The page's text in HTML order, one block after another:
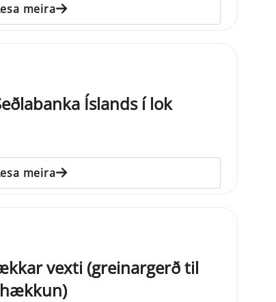
meira
Íslands í lok
meira
vexti (greinargerð til